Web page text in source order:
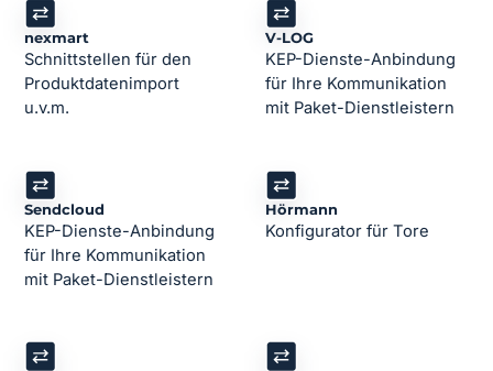
nexmart
Schnittstellen für den
Produktdatenimport
u.v.m.
V-LOG
KEP-Dienste-Anbindung
für Ihre Kommunikation
mit Paket-Dienstleistern
Sendcloud
KEP-Dienste-Anbindung
für Ihre Kommunikation
mit Paket-Dienstleistern
Hörmann
Konfigurator für Tore